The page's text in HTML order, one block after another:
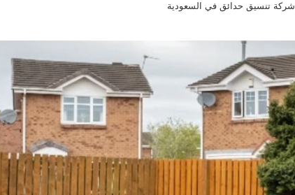
شركة تنسيق حدائق في السعودية